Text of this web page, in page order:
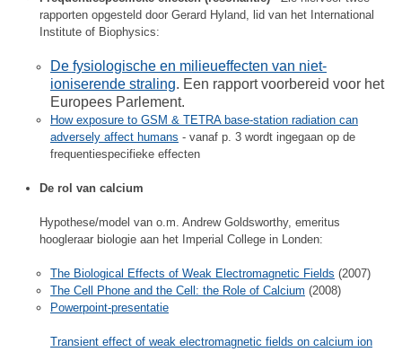
rapporten opgesteld door Gerard Hyland, lid van het International
Institute of Biophysics:
De fysiologische en milieueffecten van niet-
ioniserende straling. Een rapport voorbereid voor het
Europees Parlement.
How exposure to GSM & TETRA base-station radiation can
adversely affect humans - vanaf p. 3 wordt ingegaan op de
frequentiespecifieke effecten
De rol van calcium
Hypothese/model van o.m. Andrew Goldsworthy, emeritus
hoogleraar biologie aan het Imperial College in Londen:
The Biological Effects of Weak Electromagnetic Fields (2007)
The Cell Phone and the Cell: the Role of Calcium (2008)
Powerpoint-presentatie
Transient effect of weak electromagnetic fields on calcium ion